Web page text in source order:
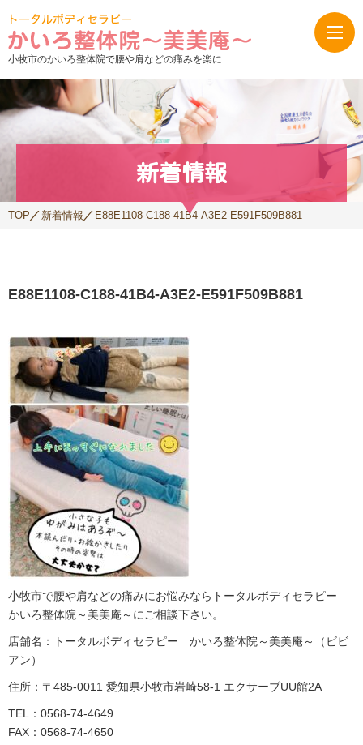
小牧市のかいろ整体院で腰や肩などの痛みを楽に
新着情報
TOP 新着情報 E88E1108-C188-41B4-A3E2-E591F509B881
E88E1108-C188-41B4-A3E2-E591F509B881
小牧市で腰や肩などの痛みにお悩みならトータルボディセラピー
かいろ整体院～美美庵～にご相談下さい。
店舗名：トータルボディセラピー かいろ整体院～美美庵～（ビビ
アン）
住所：〒485-0011 愛知県小牧市岩崎58-1 エクサーブUU館2A
TEL：0568-74-4649
FAX：0568-74-4650